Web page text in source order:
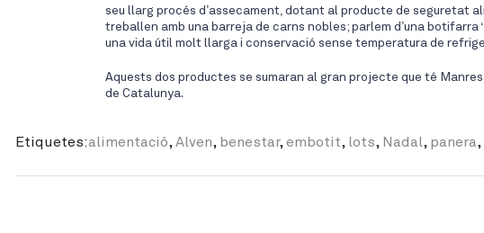
seu llarg procés d’assecament, dotant al producte de seguretat
treballen amb una barreja de carns nobles; parlem d’una
una vida útil molt llarga i conservació sense temperatura de
Aquests dos productes se sumaran al gran projecte que té
de Catalunya.
Etiquetes:alimentació, Alven, benestar, embotit, lots, Nadal, panera,